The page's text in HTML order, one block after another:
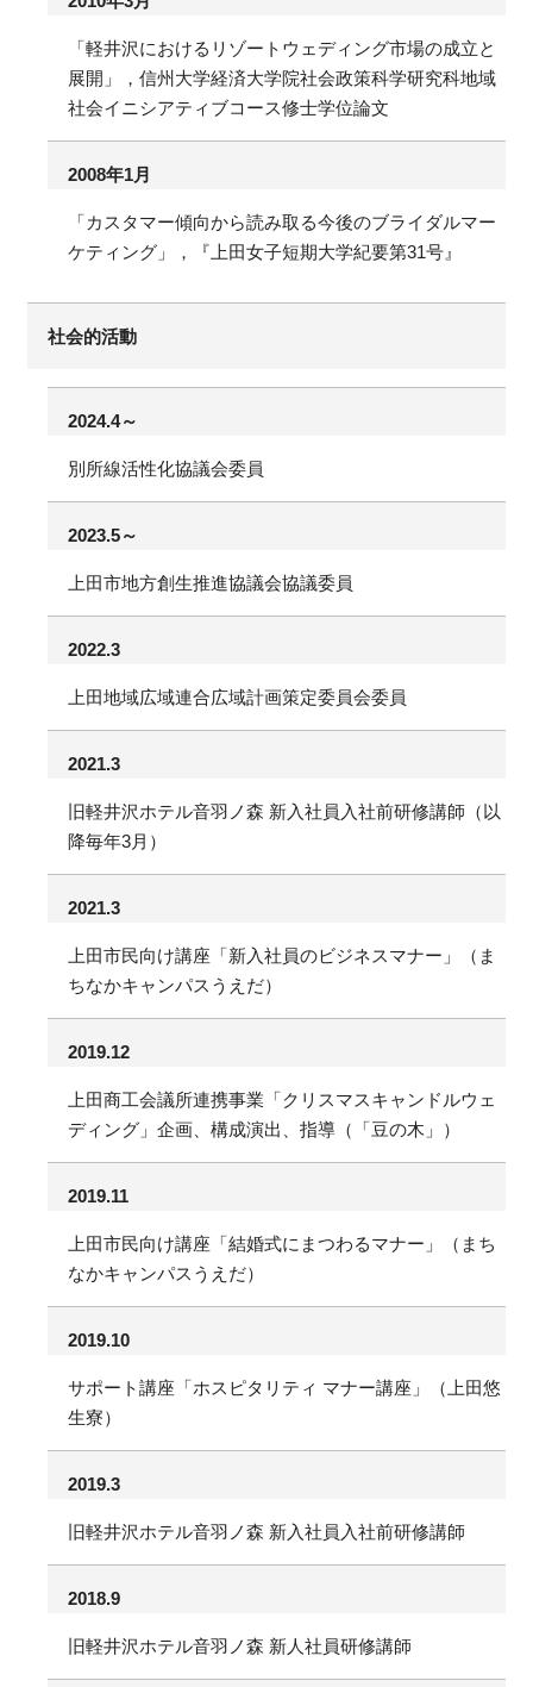
「軽井沢におけるリゾートウェディング市場の成立と
展開」，信州大学経済大学院社会政策科学研究科地域
社会イニシアティブコース修士学位論文
2008年1月
「カスタマー傾向から読み取る今後のブライダルマー
ケティング」，『上田女子短期大学紀要第31号』
社会的活動
2024.4～
別所線活性化協議会委員
2023.5～
上田市地方創生推進協議会協議委員
2022.3
上田地域広域連合広域計画策定委員会委員
2021.3
旧軽井沢ホテル音羽ノ森 新入社員入社前研修講師（以
降毎年3月）
2021.3
上田市民向け講座「新入社員のビジネスマナー」（ま
ちなかキャンパスうえだ）
2019.12
上田商工会議所連携事業「クリスマスキャンドルウェ
ディング」企画、構成演出、指導（「豆の木」）
2019.11
上田市民向け講座「結婚式にまつわるマナー」（まち
なかキャンパスうえだ）
2019.10
サポート講座「ホスピタリティ マナー講座」（上田悠
生寮）
2019.3
旧軽井沢ホテル音羽ノ森 新入社員入社前研修講師
2018.9
旧軽井沢ホテル音羽ノ森 新人社員研修講師